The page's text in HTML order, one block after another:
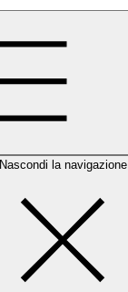
Nascondi la navigazione